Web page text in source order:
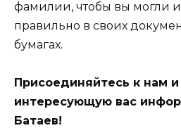
фамилии, чтобы вы могли
правильно в своих
бумагах.
Присоединяйтесь к нам
интересующую вас
Батаев!